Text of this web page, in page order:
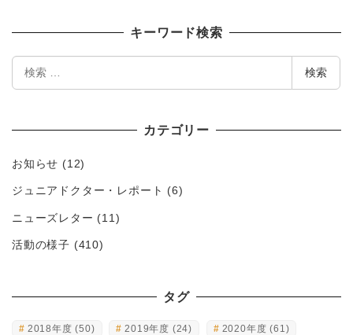
キーワード検索
索
検索
カテゴリー
お知らせ (12)
ジュニアドクター・レポート (6)
ニューズレター (11)
活動の様子 (410)
タグ
2018年度 (50) 2019年度 (24) 2020年度 (61)